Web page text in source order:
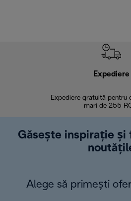
Expediere
Expediere gratuită pentru
mari de 255
Găsește inspirație și
Alege să primești